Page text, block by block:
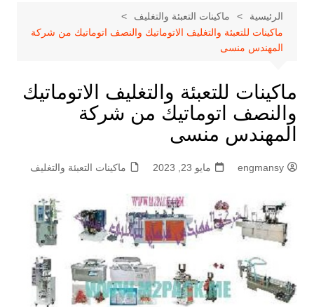
الرئيسية
ماكينات التعبئة والتغليف
ماكينات للتعبئة والتغليف الاتوماتيك والنصف اتوماتيك من شركة
المهندس منسى
ماكينات للتعبئة والتغليف الاتوماتيك
والنصف اتوماتيك من شركة
المهندس منسى
engmansy مايو 23, 2023 ماكينات التعبئة والتغليف